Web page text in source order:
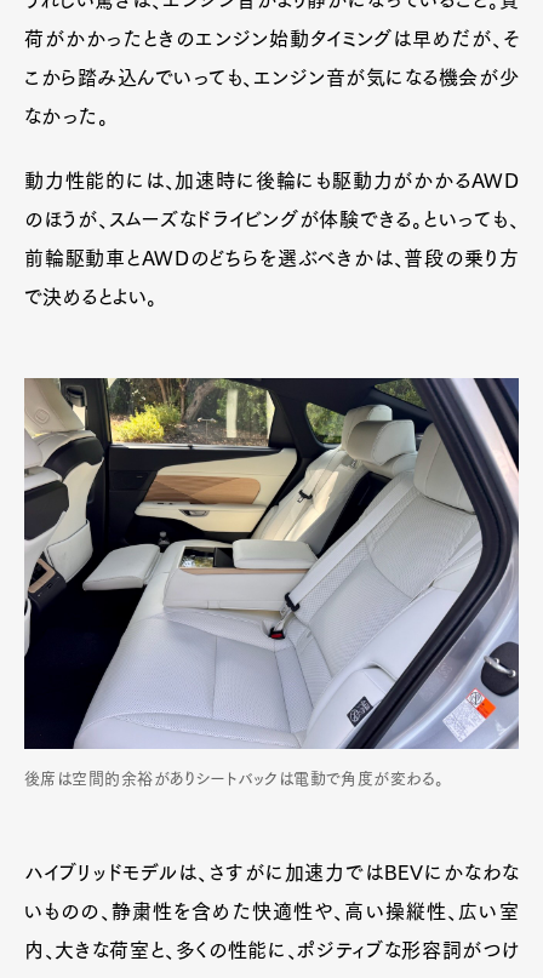
荷がかかったときのエンジン始動タイミングは早めだが、そ
こから踏み込んでいっても、エンジン音が気になる機会が少
なかった。
動力性能的には、加速時に後輪にも駆動力がかかるAWD
のほうが、スムーズなドライビングが体験できる。といっても、
前輪駆動車とAWDのどちらを選ぶべきかは、普段の乗り方
で決めるとよい。
後席は空間的余裕がありシートバックは電動で角度が変わる。
ハイブリッドモデルは、さすがに加速力ではBEVにかなわな
いものの、静粛性を含めた快適性や、高い操縦性、広い室
内、大きな荷室と、多くの性能に、ポジティブな形容詞がつけ